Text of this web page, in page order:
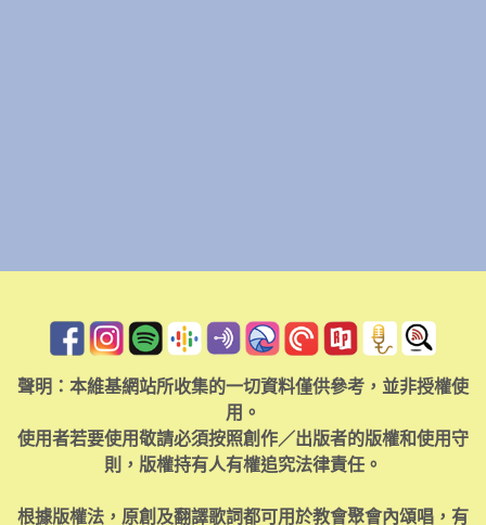
聲明：本維基網站所收集的一切資料僅供參考，並非授權使
用。
使用者若要使用敬請必須按照創作／出版者的版權和使用守
則，版權持有人有權追究法律責任。
根據版權法，原創及翻譯歌詞都可用於教會聚會內頌唱，有